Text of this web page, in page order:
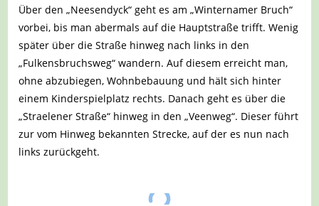
Über den „Neesendyck“ geht es am „Winternamer Bruch“
vorbei, bis man abermals auf die Hauptstraße trifft. Wenig
später über die Straße hinweg nach links in den
„Fulkensbruchsweg“ wandern. Auf diesem erreicht man,
ohne abzubiegen, Wohnbebauung und hält sich hinter
einem Kinderspielplatz rechts. Danach geht es über die
„Straelener Straße“ hinweg in den „Veenweg“. Dieser führt
zur vom Hinweg bekannten Strecke, auf der es nun nach
links zurückgeht.